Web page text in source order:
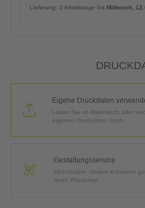
Lieferung: 3 Arbeitstage bis Mittwoch,
Eigene Druckdaten
Laden Sie im Warenkorb oder
eigenen Druckdaten hoch.
Gestaltungsservice
All-inclusive: Unsere Kreativen
Ihren Wünschen.